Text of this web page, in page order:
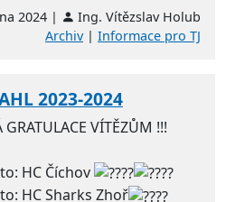
2024 |
Ing. Vítězslav Holub
Archiv| Informace pro TJ
2023-2024
GRATULACE VÍTĚZŮM !!!
HC Číchov
HC Sharks Zhoř